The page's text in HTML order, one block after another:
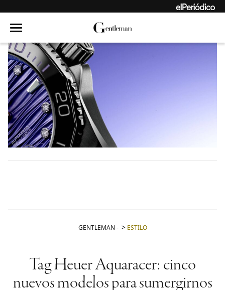
GENTLEMAN - ESTILO
Tag Heuer Aquaracer: cinco
nuevos modelos para sumergirnos